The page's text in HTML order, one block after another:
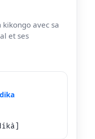
kikongo avec sa
et ses